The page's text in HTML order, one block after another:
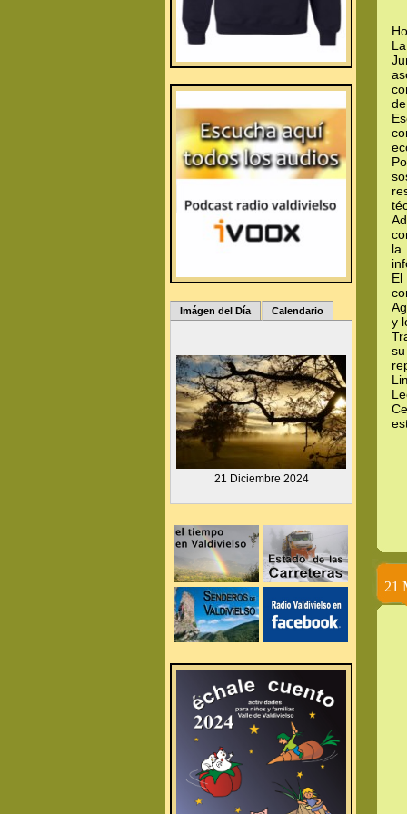
Imágen del Día Calendario
.
21 Diciembre 2024
la
y
21